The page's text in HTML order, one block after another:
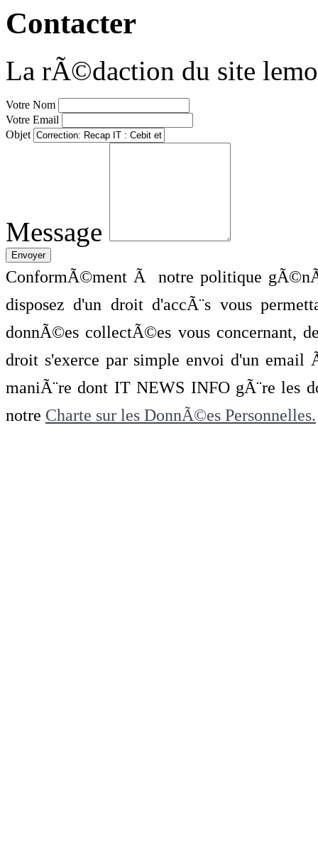
Contacter
La rÃ©daction du site
Votre Nom
Votre Email
Objet
Message
ConformÃ©ment Ã notre politique
disposez d'un droit d'accÃ¨s vous
donnÃ©es collectÃ©es vous concernant,
droit s'exerce par simple envoi d'un
maniÃ¨re dont IT NEWS INFO gÃ¨re les
notre Charte sur les DonnÃ©es Personnelles.